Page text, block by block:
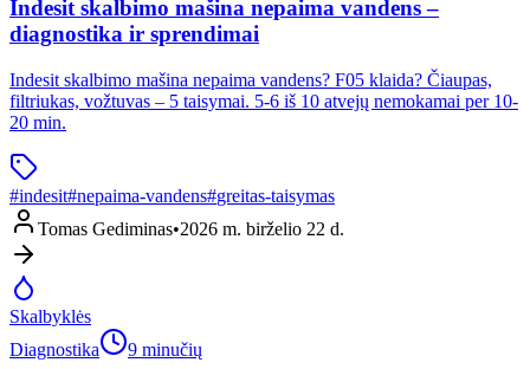
Indesit skalbimo mašina nepaima vandens –
diagnostika ir sprendimai
Indesit skalbimo mašina nepaima vandens? F05 klaida? Čiaupas,
filtriukas, vožtuvas – 5 taisymai. 5-6 iš 10 atvejų nemokamai per 10-
20 min.
#indesit#nepaima-vandens#greitas-taisymas
Tomas Gediminas•2026 m. birželio 22 d.
Skalbyklės
Diagnostika
9 minučių